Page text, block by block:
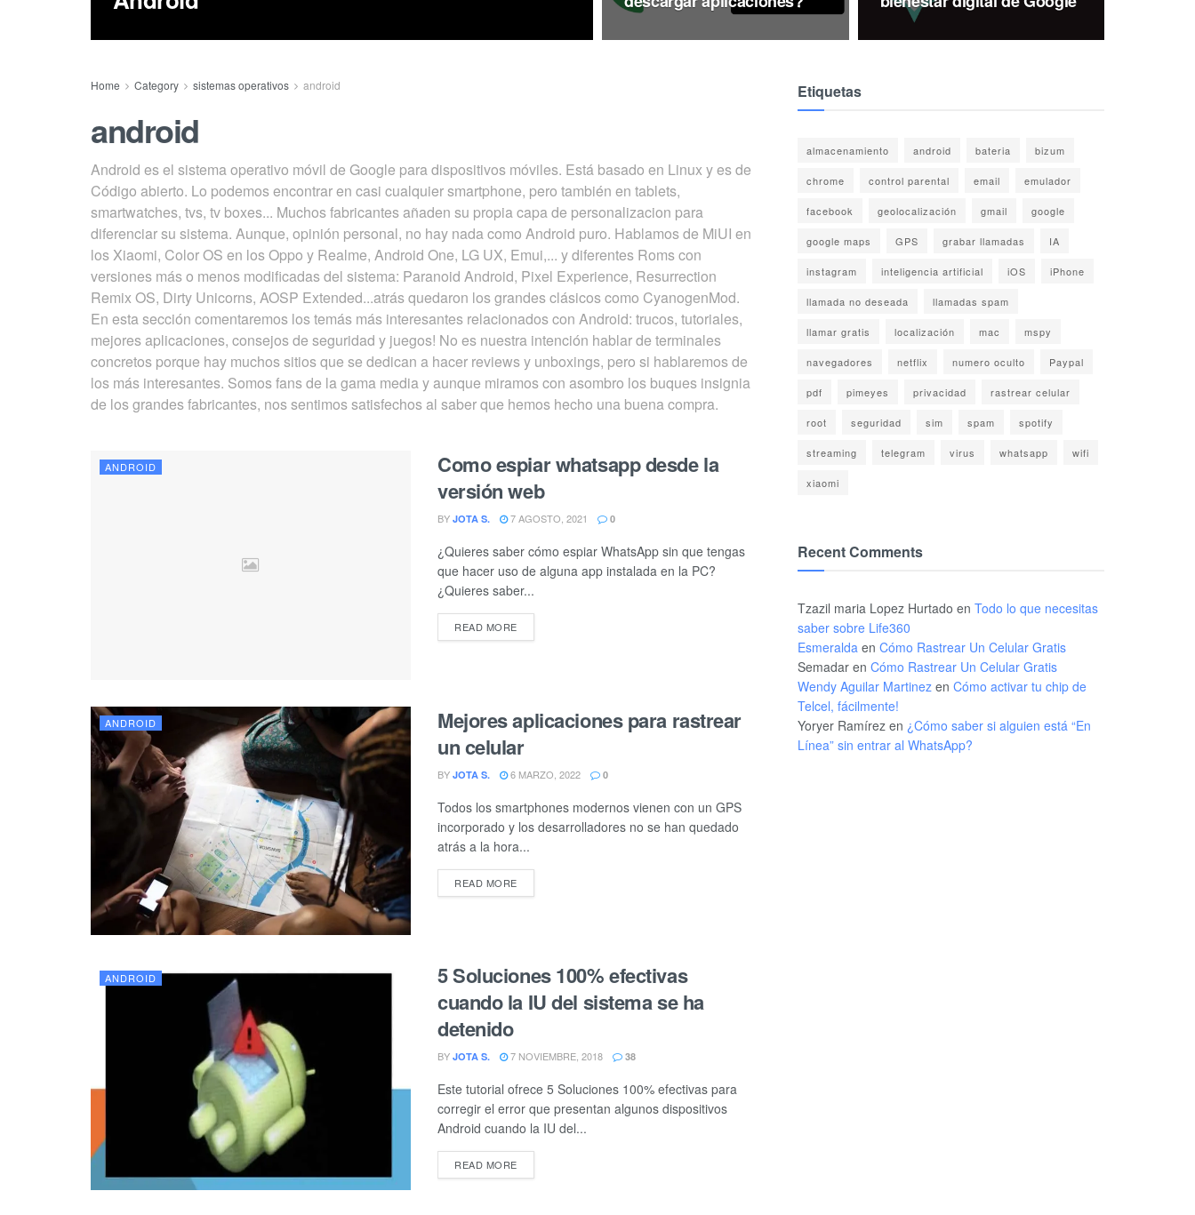
Home Category sistemas operativos android
android
Android es el sistema operativo móvil de Google para dispositivos móviles. Está basado en Linux y es de
Código abierto. Lo podemos encontrar en casi cualquier smartphone, pero también en tablets,
smartwatches, tvs, tv boxes... Muchos fabricantes añaden su propia capa de personalizacion para
diferenciar su sistema. Aunque, opinión personal, no hay nada como Android puro. Hablamos de MiUI en
los Xiaomi, Color OS en los Oppo y Realme, Android One, LG UX, Emui,... y diferentes Roms con
versiones más o menos modificadas del sistema: Paranoid Android, Pixel Experience, Resurrection
Remix OS, Dirty Unicorns, AOSP Extended...atrás quedaron los grandes clásicos como CyanogenMod.
En esta sección comentaremos los temás más interesantes relacionados con Android: trucos, tutoriales,
mejores aplicaciones, consejos de seguridad y juegos! No es nuestra intención hablar de terminales
concretos porque hay muchos sitios que se dedican a hacer reviews y unboxings, pero si hablaremos de
los más interesantes. Somos fans de la gama media y aunque miramos con asombro los buques insignia
de los grandes fabricantes, nos sentimos satisfechos al saber que hemos hecho una buena compra.
ANDROID
Como espiar whatsapp desde la
versión web
BY JOTA S. 7 AGOSTO, 2021 0
¿Quieres saber cómo espiar WhatsApp sin que tengas
que hacer uso de alguna app instalada en la PC?
¿Quieres saber...
READ MOREDETAILS
ANDROID
Mejores aplicaciones para rastrear
un celular
BY JOTA S. 6 MARZO, 2022 0
Todos los smartphones modernos vienen con un GPS
incorporado y los desarrolladores no se han quedado
atrás a la hora...
READ MOREDETAILS
ANDROID
5 Soluciones 100% efectivas
cuando la IU del sistema se ha
detenido
BY JOTA S. 7 NOVIEMBRE, 2018 38
Este tutorial ofrece 5 Soluciones 100% efectivas para
corregir el error que presentan algunos dispositivos
Android cuando la IU del...
READ MOREDETAILS
Etiquetas
almacenamiento android bateria bizum
chrome control parental email emulador
facebook geolocalización gmail google
google maps GPS grabar llamadas IA
instagram inteligencia artificial iOS iPhone
llamada no deseada llamadas spam
llamar gratis localización mac mspy
navegadores netflix numero oculto Paypal
pdf pimeyes privacidad rastrear celular
root seguridad sim spam spotify
streaming telegram virus whatsapp wifi
xiaomi
Recent Comments
Tzazil maria Lopez Hurtado en Todo lo que necesitas
saber sobre Life360
Esmeralda en Cómo Rastrear Un Celular Gratis
Semadar en Cómo Rastrear Un Celular Gratis
Wendy Aguilar Martinez en Cómo activar tu chip de
Telcel, fácilmente!
Yoryer Ramírez en ¿Cómo saber si alguien está “En
Línea” sin entrar al WhatsApp?